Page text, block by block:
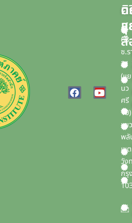
F
a
Y
o
บ
แ
สื่
ส
68
ซ.
21
(แ
นว
ศรี
10)
แข
พลั
เขต
วัง
กรุ